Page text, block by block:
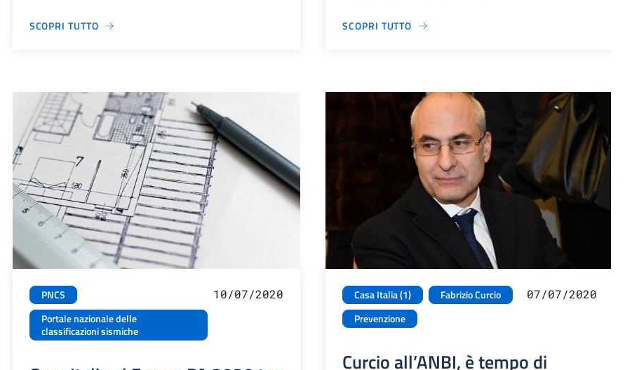
SCOPRI TUTTO SCOPRI TUTTO
PNCS
Portale nazionale delle
classificazioni sismiche
10/07/2020 Casa Italia (1)
Fabrizio Curcio
Prevenzione
07/07/2020
Curcio all’ANBI, è tempo di